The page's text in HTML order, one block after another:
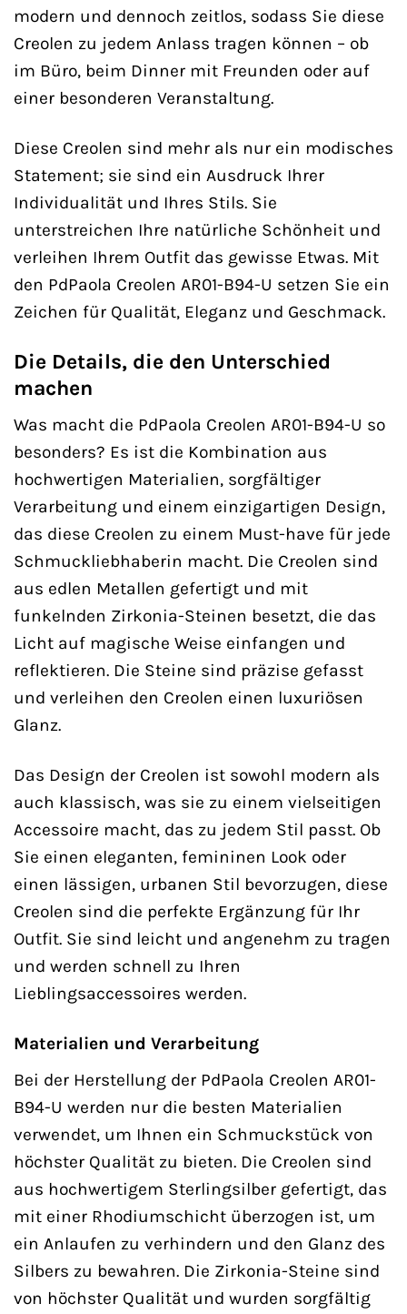
modern und dennoch zeitlos, sodass Sie diese
Creolen zu jedem Anlass tragen können – ob
im Büro, beim Dinner mit Freunden oder auf
einer besonderen Veranstaltung.
Diese Creolen sind mehr als nur ein modisches
Statement; sie sind ein Ausdruck Ihrer
Individualität und Ihres Stils. Sie
unterstreichen Ihre natürliche Schönheit und
verleihen Ihrem Outfit das gewisse Etwas. Mit
den PdPaola Creolen AR01-B94-U setzen Sie ein
Zeichen für Qualität, Eleganz und Geschmack.
Die Details, die den Unterschied
machen
Was macht die PdPaola Creolen AR01-B94-U so
besonders? Es ist die Kombination aus
hochwertigen Materialien, sorgfältiger
Verarbeitung und einem einzigartigen Design,
das diese Creolen zu einem Must-have für jede
Schmuckliebhaberin macht. Die Creolen sind
aus edlen Metallen gefertigt und mit
funkelnden Zirkonia-Steinen besetzt, die das
Licht auf magische Weise einfangen und
reflektieren. Die Steine sind präzise gefasst
und verleihen den Creolen einen luxuriösen
Glanz.
Das Design der Creolen ist sowohl modern als
auch klassisch, was sie zu einem vielseitigen
Accessoire macht, das zu jedem Stil passt. Ob
Sie einen eleganten, femininen Look oder
einen lässigen, urbanen Stil bevorzugen, diese
Creolen sind die perfekte Ergänzung für Ihr
Outfit. Sie sind leicht und angenehm zu tragen
und werden schnell zu Ihren
Lieblingsaccessoires werden.
Materialien und Verarbeitung
Bei der Herstellung der PdPaola Creolen AR01-
B94-U werden nur die besten Materialien
verwendet, um Ihnen ein Schmuckstück von
höchster Qualität zu bieten. Die Creolen sind
aus hochwertigem Sterlingsilber gefertigt, das
mit einer Rhodiumschicht überzogen ist, um
ein Anlaufen zu verhindern und den Glanz des
Silbers zu bewahren. Die Zirkonia-Steine sind
von höchster Qualität und wurden sorgfältig